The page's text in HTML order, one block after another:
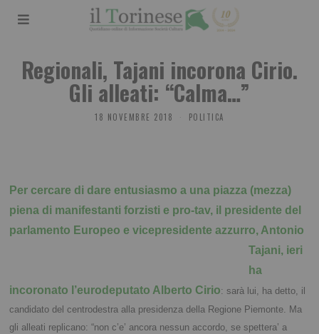
Regionali, Tajani incorona Cirio.
Gli alleati: “Calma…”
18 NOVEMBRE 2018 POLITICA
Per cercare di dare entusiasmo a una piazza (mezza)
piena di manifestanti forzisti e pro-tav, il presidente del
parlamento Europeo e vicepresidente azzurro, Antonio
Tajani, ieri
ha
incoronato l’eurodeputato Alberto Cirio: sarà lui, ha detto, il
candidato del centrodestra alla presidenza della Regione Piemonte. Ma
gli alleati replicano: “non c’e’ ancora nessun accordo, se spettera’ a